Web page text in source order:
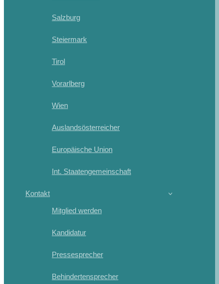
Salzburg
Steiermark
Tirol
Vorarlberg
Wien
Auslandsösterreicher
Europäische Union
Int. Staatengemeinschaft
Kontakt
Mitglied werden
Kandidatur
Pressesprecher
Behindertensprecher